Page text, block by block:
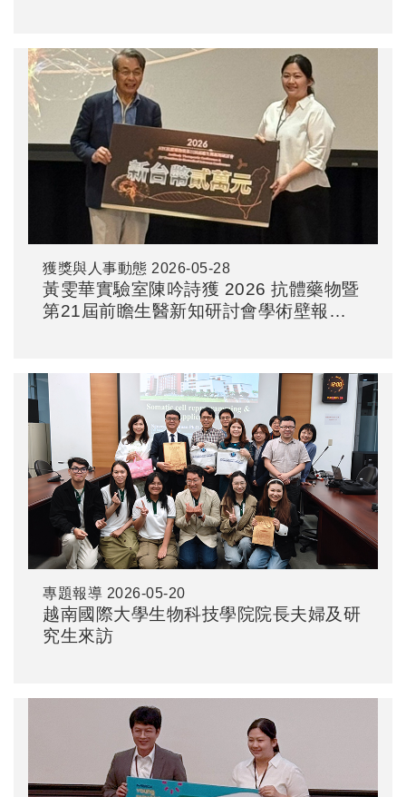
獲獎與人事動態 2026-05-28
黃雯華實驗室陳吟詩獲 2026 抗體藥物暨
第21屆前瞻生醫新知研討會學術壁報特
專題報導 2026-05-20
越南國際大學生物科技學院院長夫婦及研
究生來訪